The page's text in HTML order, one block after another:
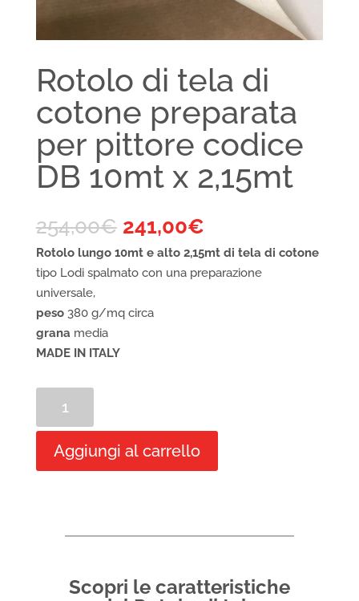
Rotolo di tela di
cotone preparata
per pittore codice
DB 10mt x 2,15mt
254,00€ 241,00€
Rotolo lungo 10mt e alto 2,15mt di tela di cotone
tipo Lodi spalmato con una preparazione
universale,
peso380 g/mq circa
grana media
MADE IN ITALY
tela
pittore
Aggiungi al carrello
Scopri le caratteristiche